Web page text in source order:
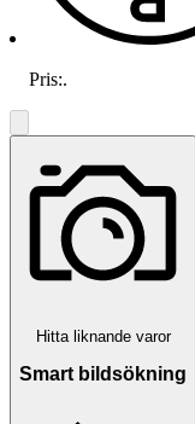
Pris:.
Hitta liknande varor
Smart bildsökning